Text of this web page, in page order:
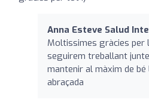
Anna Esteve Salud
Moltissimes gràcies per
seguirem treballant
mantenir al màxim de
abraçada